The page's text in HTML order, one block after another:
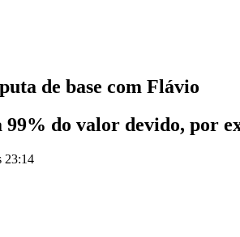
de base com Flávio
99% do valor devido, por
23:14